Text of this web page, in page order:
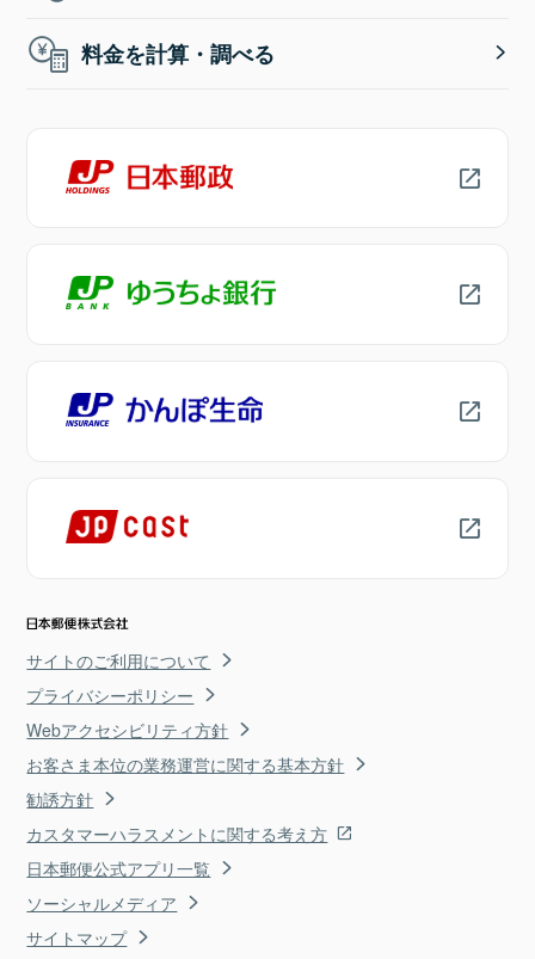
料金を計算・調べる
サイトのご利用について
プライバシーポリシー
Webアクセシビリティ方針
お客さま本位の業務運営に関する基本方針
勧誘方針
カスタマーハラスメントに関する考え方
日本郵便公式アプリ一覧
ソーシャルメディア
サイトマップ